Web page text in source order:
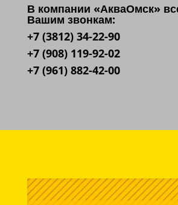
В компании «АкваОмск»
Вашим звонкам:
+7 (3812) 34-22-90
+7 (908) 119-92-02
+7 (961) 882-42-00